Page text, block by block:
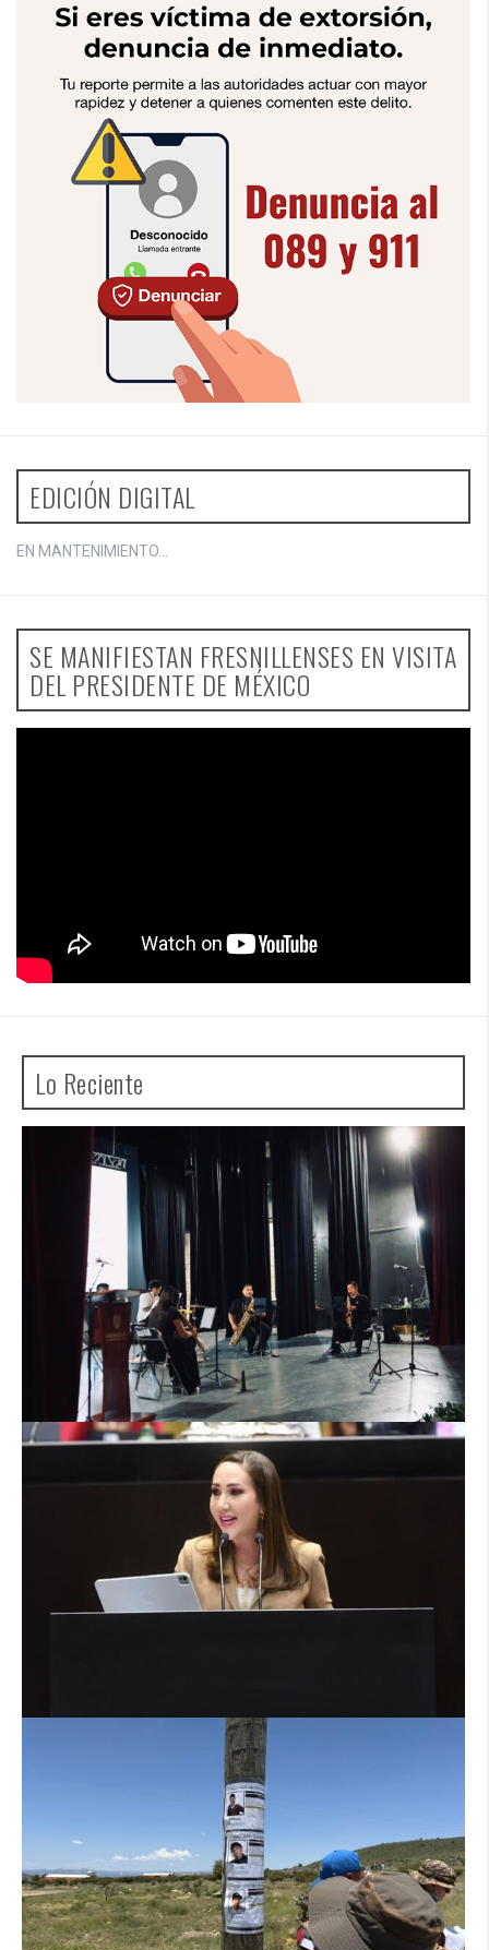
EDICIÓN DIGITAL
EN MANTENIMIENTO...
SE MANIFIESTAN FRESNILLENSES EN VISITA
DEL PRESIDENTE DE MÉXICO
Lo Reciente